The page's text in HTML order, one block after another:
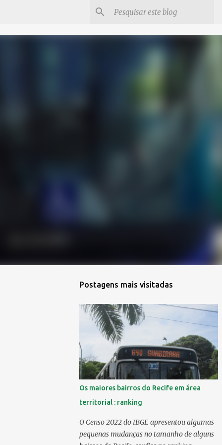
Postagens mais visitadas
Os maiores bairros do Recife em área
territorial : ranking
O Censo 2022 do IBGE apresentou algumas
pequenas mudanças no tamanho de alguns